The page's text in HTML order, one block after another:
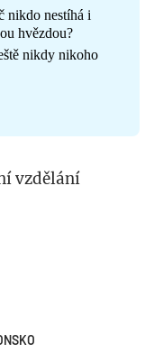
nikdo nestíhá i
hvězdou?
nikdy nikoho
vzdělání